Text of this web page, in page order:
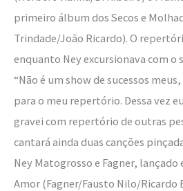
primeiro álbum dos Secos e
Trindade/João Ricardo). O
enquanto Ney excursionava com o
“Não é um show de sucessos
para o meu repertório. Dessa vez
gravei com repertório de outras
cantará ainda duas canções
Ney Matogrosso e Fagner, lançado
Amor (Fagner/Fausto Nilo/Ricardo